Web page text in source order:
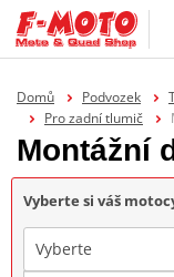
Domů Podvozek
Pro zadní tlumič
Montážní
Vyberte si váš
Vyberte